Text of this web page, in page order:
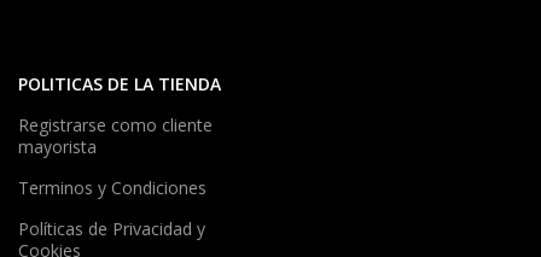
POLITICAS DE LA TIENDA
Registrarse como cliente
mayorista
Terminos y Condiciones
Políticas de Privacidad y
Cookies